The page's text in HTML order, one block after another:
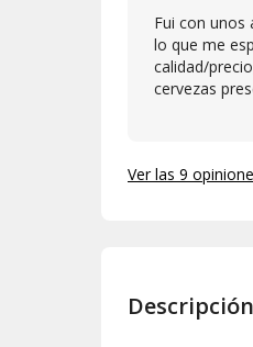
Fui con unos
lo que me
calidad/
cervezas
Ver las 9
Descripción